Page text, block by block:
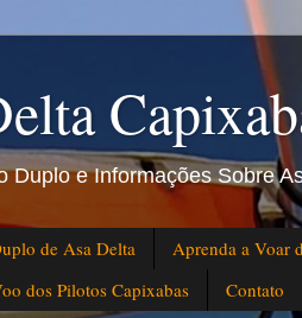
Duplo e Informações Sobre
de Asa Delta Aprenda a Voar
dos Pilotos Capixabas
Contato